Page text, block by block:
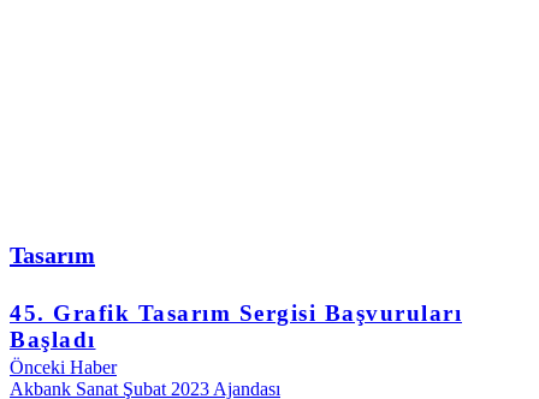
Tasarım
45. Grafik Tasarım Sergisi Başvuruları
Başladı
Önceki Haber
Akbank Sanat Şubat 2023 Ajandası